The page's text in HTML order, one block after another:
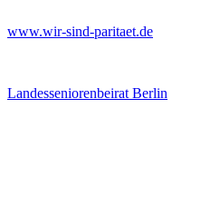
www.wir-sind-paritaet.de
Landesseniorenbeirat Berlin